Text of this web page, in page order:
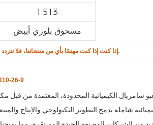
1.513
مسحوق بلوري أبيض
إذا كنتإذا كنت مهتمًا بأي من منتجاتنا، فلا تتردد في الاتصال بنا للحصول على مزيد من المعلومات.
شاملة تدمج التطوير التكنولوجي والإنتاج